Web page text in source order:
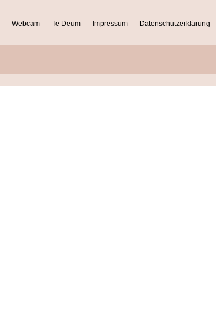
Webcam Te Deum Impressum Datenschutzerklärung